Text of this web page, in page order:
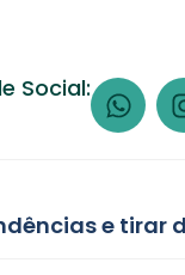
Social: